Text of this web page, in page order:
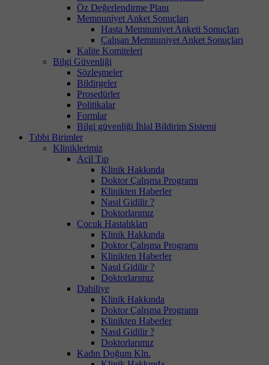
Öz Değerlendirme Planı
Memnuniyet Anket Sonuçları
Hasta Memnuniyet Anketi Sonuçları
Çalışan Memnuniyet Anket Sonuçları
Kalite Komiteleri
Bilgi Güvenliği
Sözleşmeler
Bildirgeler
Prosedürler
Politikalar
Formlar
Bilgi güvenliği İhlal Bildirim Sistemi
Tıbbi Birimler
Kliniklerimiz
Acil Tıp
Klinik Hakkında
Doktor Çalışma Programı
Klinikten Haberler
Nasıl Gidilir ?
Doktorlarımız
Çocuk Hastalıkları
Klinik Hakkında
Doktor Çalışma Programı
Klinikten Haberler
Nasıl Gidilir ?
Doktorlarımız
Dahiliye
Klinik Hakkında
Doktor Çalışma Programı
Klinikten Haberler
Nasıl Gidilir ?
Doktorlarımız
Kadın Doğum Kln.